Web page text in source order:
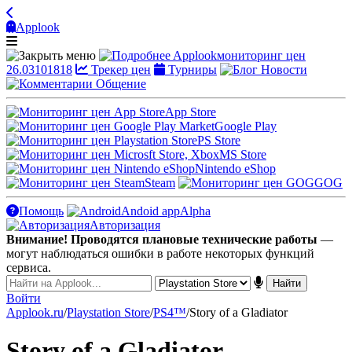
Applook
Applookмониторинг цен
26.03101818
Трекер цен Турниры
Новости
Общение
App Store
Google Play
PS Store
MS Store
Nintendo eShop
Steam
GOG
Помощь Andoid appAlpha
Авторизация
Внимание! Проводятся плановые технические работы —
могут наблюдаться ошибки в работе некоторых функций
сервиса.
Войти
Applook.ru/Playstation Store/PS4™/Story of a Gladiator